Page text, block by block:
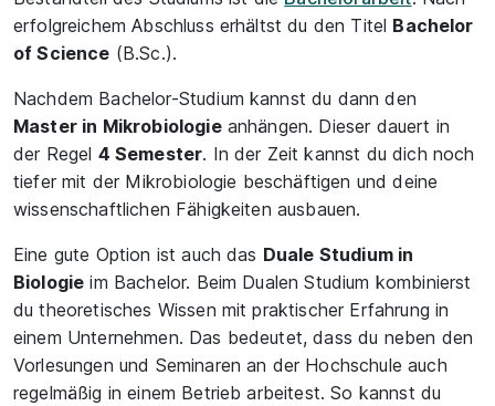
erfolgreichem Abschluss erhältst du den Titel Bachelor
of Science (B.Sc.).
Nachdem Bachelor-Studium kannst du dann den
Master in Mikrobiologieanhängen. Dieser dauert in
der Regel 4 Semester. In der Zeit kannst du dich noch
tiefer mit der Mikrobiologie beschäftigen und deine
wissenschaftlichen Fähigkeiten ausbauen.
Eine gute Option ist auch das Duale Studium in
Biologie im Bachelor. Beim Dualen Studium kombinierst
du theoretisches Wissen mit praktischer Erfahrung in
einem Unternehmen. Das bedeutet, dass du neben den
Vorlesungen und Seminaren an der Hochschule auch
regelmäßig in einem Betrieb arbeitest. So kannst du